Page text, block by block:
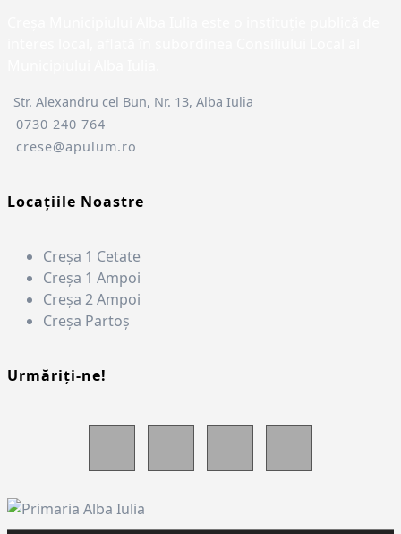
Str. Alexandru cel Bun, Nr. 13, Alba Iulia
0730 240 764
crese@apulum.ro
Locațiile Noastre
Creșa 1 Cetate
Creșa 1 Ampoi
Creșa 2 Ampoi
Creșa Partoș
Urmăriți-ne!